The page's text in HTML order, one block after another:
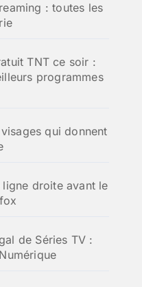
: toutes les
TNT ce soir :
programmes
qui donnent
droite avant le
de Séries TV :